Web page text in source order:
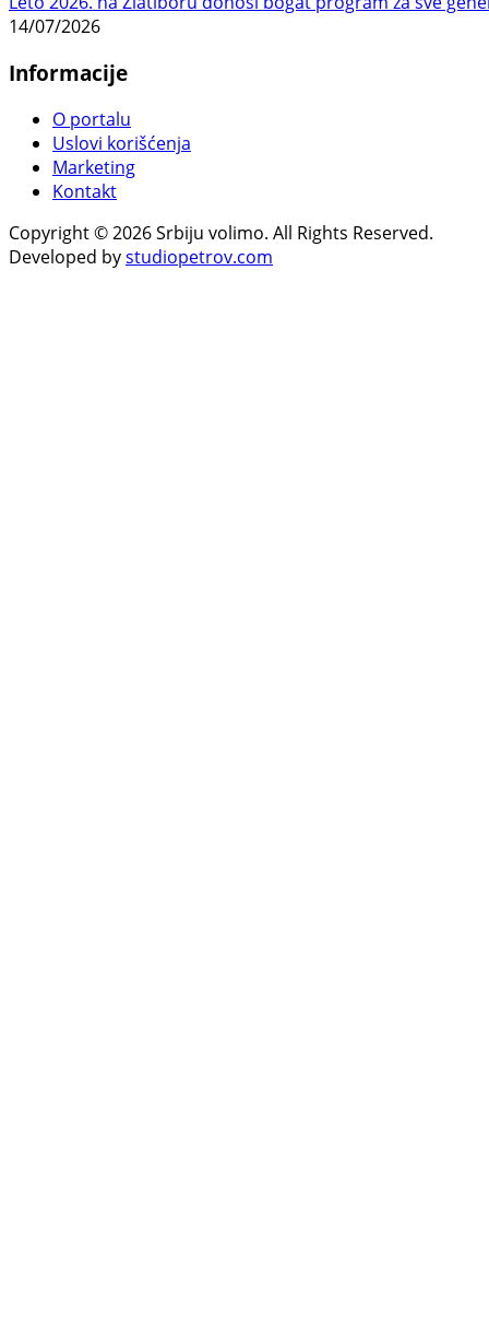
14/07/2026
Informacije
O portalu
Uslovi korišćenja
Marketing
Kontakt
Copyright © 2026 Srbiju volimo. All Rights Reserved.
Developed bystudiopetrov.com